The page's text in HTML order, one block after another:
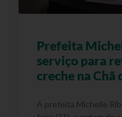
Prefeita
serviço para
creche na
A prefeita Michelle